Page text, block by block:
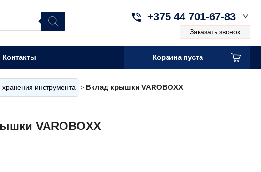
+375 44 701-67-83
Заказать звонок
Контакты Корзина пуста
инструмента > Вклад крышки VAROBOXX
VAROBOXX